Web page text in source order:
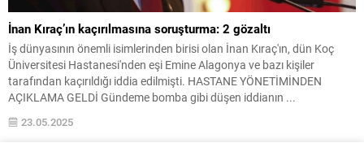
İnan Kıraç’ın kaçırılmasına soruşturma: 2 gözaltı
İş dünyasının önemli isimlerinden birisi olan İnan Kıraç'ın, dün Koç
Üniversitesi Hastanesi'nden eşi Emine Alagonya ve bazı kişiler
tarafından kaçırıldığı iddia edilmişti. HASTANE YÖNETİMİNDEN
AÇIKLAMA GELDİ Gündeme bomba gibi düşen iddianın ...
23.05.2025